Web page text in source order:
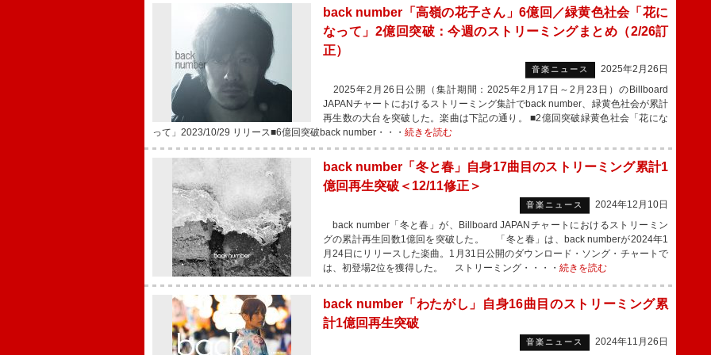
back number「高嶺の花子さん」6億回／緑黄色社会「花に
なって」2億回突破：今週のストリーミングまとめ（2/26訂
正）
音楽ニュース
2025年2月26日
2025年2月26日公開（集計期間：2025年2月17日～2月23日）のBillboard
JAPANチャートにおけるストリーミング集計でback number、緑黄色社会が累計
再生数の大台を突破した。楽曲は下記の通り。 ■2億回突破緑黄色社会「花にな
って」2023/10/29 リリース■6億回突破back number・・・ 続きを読む
back number「冬と春」自身17曲目のストリーミング累計1
億回再生突破＜12/11修正＞
音楽ニュース
2024年12月10日
back number「冬と春」が、Billboard JAPANチャートにおけるストリーミン
グの累計再生回数1億回を突破した。 「冬と春」は、back numberが2024年1
月24日にリリースした楽曲。1月31日公開のダウンロード・ソング・チャートで
は、初登場2位を獲得した。 ストリーミング・・・・ 続きを読む
back number「わたがし」自身16曲目のストリーミング累
計1億回再生突破
音楽ニュース 2024年11月26日